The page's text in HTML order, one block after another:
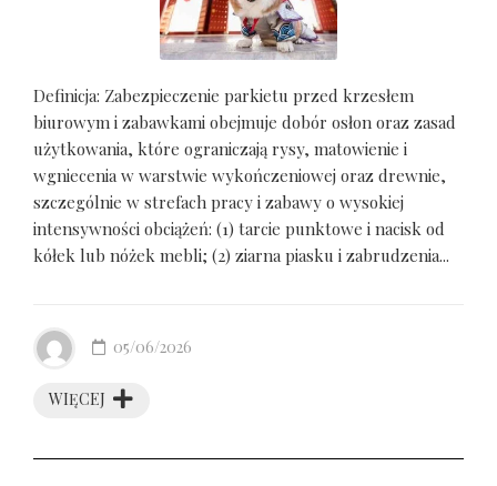
Definicja: Zabezpieczenie parkietu przed krzesłem
biurowym i zabawkami obejmuje dobór osłon oraz zasad
użytkowania, które ograniczają rysy, matowienie i
wgniecenia w warstwie wykończeniowej oraz drewnie,
szczególnie w strefach pracy i zabawy o wysokiej
intensywności obciążeń: (1) tarcie punktowe i nacisk od
kółek lub nóżek mebli; (2) ziarna piasku i zabrudzenia...
WIĘCEJ
05/06/2026